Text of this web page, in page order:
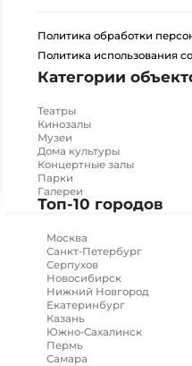
Политика обработки
Политика использования
Категории
Театры
Кинозалы
Музеи
Дома культуры
Концертные залы
Парки
Галереи
Топ-10 городов
Москва
Санкт-Петербург
Серпухов
Новосибирск
Нижний Новгород
Екатеринбург
Казань
Южно-Сахалинск
Пермь
Самара